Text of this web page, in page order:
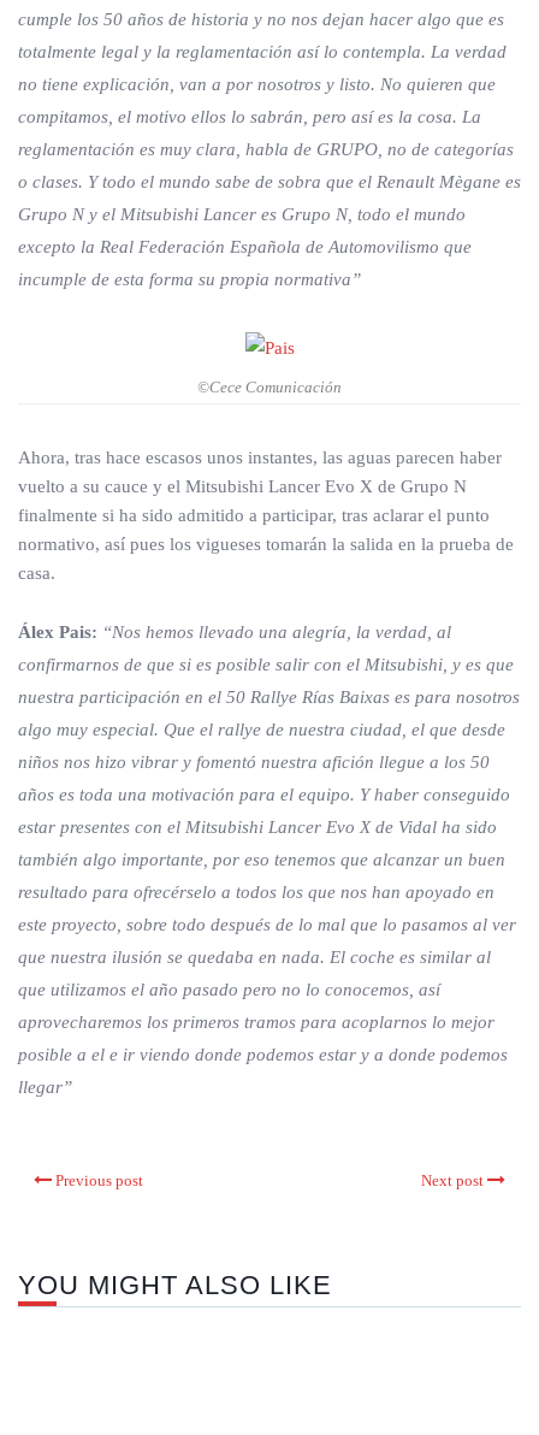
cumple los 50 años de historia y no nos dejan hacer algo que es
totalmente legal y la reglamentación así lo contempla. La verdad
no tiene explicación, van a por nosotros y listo. No quieren que
compitamos, el motivo ellos lo sabrán, pero así es la cosa. La
reglamentación es muy clara, habla de GRUPO, no de categorías
o clases. Y todo el mundo sabe de sobra que el Renault Mègane es
Grupo N y el Mitsubishi Lancer es Grupo N, todo el mundo
excepto la Real Federación Española de Automovilismo que
incumple de esta forma su propia normativa”
©Cece Comunicación
Ahora, tras hace escasos unos instantes, las aguas parecen haber
vuelto a su cauce y el Mitsubishi Lancer Evo X de Grupo N
finalmente si ha sido admitido a participar, tras aclarar el punto
normativo, así pues los vigueses tomarán la salida en la prueba de
casa.
Álex Pais: “Nos hemos llevado una alegría, la verdad, al
confirmarnos de que si es posible salir con el Mitsubishi, y es que
nuestra participación en el 50 Rallye Rías Baixas es para nosotros
algo muy especial. Que el rallye de nuestra ciudad, el que desde
niños nos hizo vibrar y fomentó nuestra afición llegue a los 50
años es toda una motivación para el equipo. Y haber conseguido
estar presentes con el Mitsubishi Lancer Evo X de Vidal ha sido
también algo importante, por eso tenemos que alcanzar un buen
resultado para ofrecérselo a todos los que nos han apoyado en
este proyecto, sobre todo después de lo mal que lo pasamos al ver
que nuestra ilusión se quedaba en nada. El coche es similar al
que utilizamos el año pasado pero no lo conocemos, así
aprovecharemos los primeros tramos para acoplarnos lo mejor
posible a el e ir viendo donde podemos estar y a donde podemos
llegar”
Previous post Next post
YOU MIGHT ALSO LIKE